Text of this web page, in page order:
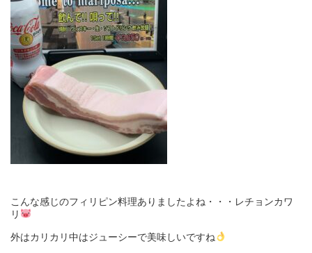
こんな感じのフィリピン料理ありましたよね・・・レチョンカワ
リ
外はカリカリ中はジューシーで美味しいですね